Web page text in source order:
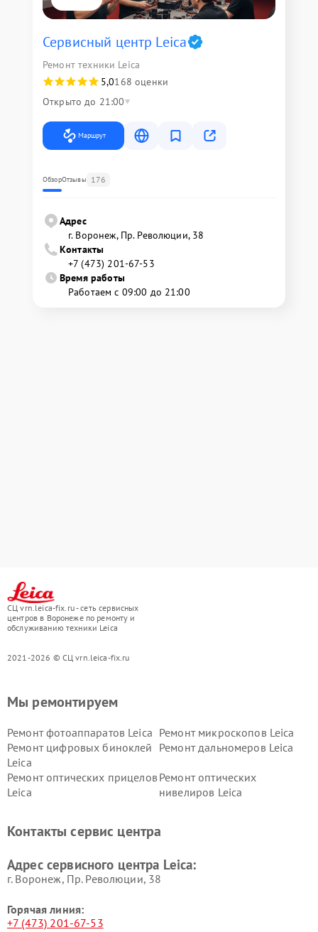
Сервисный центр Leica
Ремонт техники Leica
5,0168 оценки
Открыто до 21:00
Маршрут
ОбзорОтзывы 176
Адрес
г. Воронеж, Пр. Революции, 38
Контакты
+7 (473) 201-67-53
Время работы
Работаем с 09:00 до 21:00
СЦ vrn.leica-fix.ru - сеть сервисных
центров в Воронеже по ремонту и
обслуживанию техники Leica
2021-2026 © СЦ vrn.leica-fix.ru
Мы ремонтируем
Ремонт фотоаппаратов Leica Ремонт микроскопов Leica
Ремонт цифровых биноклей
Leica
Ремонт дальномеров Leica
Ремонт оптических прицелов
Leica
Ремонт оптических
нивелиров Leica
Контакты сервис центра
Адрес сервисного центра Leica:
г. Воронеж, Пр. Революции, 38
Горячая линия:
+7 (473) 201-67-53